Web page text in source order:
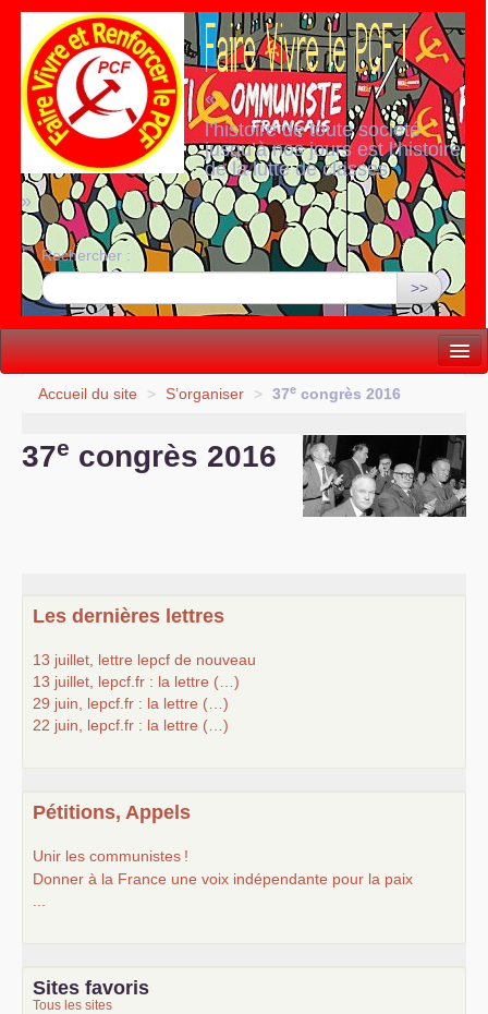
«
l’histoire de toute société
jusqu’à nos jours est l’histoire
de la lutte de classes
»
Rechercher :
>>
Vie politique
Vie du site
Accueil du site > S’organiser > 37e congrès 2016
37e congrès 2016
Les dernières lettres
13 juillet, lettre lepcf de nouveau
13 juillet, lepcf.fr : la lettre (…)
29 juin, lepcf.fr : la lettre (…)
22 juin, lepcf.fr : la lettre (…)
Pétitions, Appels
Unir les communistes !
Donner à la France une voix indépendante pour la paix
Sites favoris
Tous les sites